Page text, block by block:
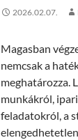
2026.02.07.
Magasban
nemcsak a
meghatározza.
munkákról,
feladatokról, a